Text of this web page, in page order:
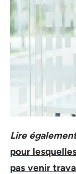
Lire
pour
pas venir